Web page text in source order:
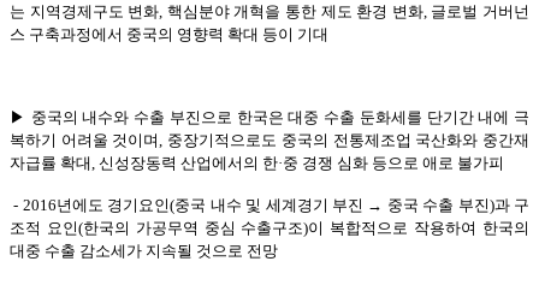
는 지역경제구도 변화, 핵심분야 개혁을 통한 제도 환경 변화, 글로벌 거버넌
스 구축과정에서 중국의 영향력 확대 등이 기대
▶ 중국의 내수와 수출 부진으로 한국은 대중 수출 둔화세를 단기간 내에 극
복하기 어려울 것이며, 중장기적으로도 중국의 전통제조업 국산화와 중간재
자급률 확대, 신성장동력 산업에서의 한·중 경쟁 심화 등으로 애로 불가피
- 2016년에도 경기요인(중국 내수 및 세계경기 부진 → 중국 수출 부진)과 구
조적 요인(한국의 가공무역 중심 수출구조)이 복합적으로 작용하여 한국의
대중 수출 감소세가 지속될 것으로 전망